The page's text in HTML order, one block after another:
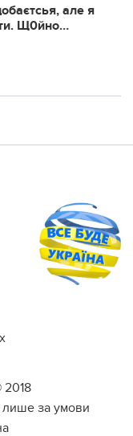
але я
Щ0йно
від
2018
лише за умови